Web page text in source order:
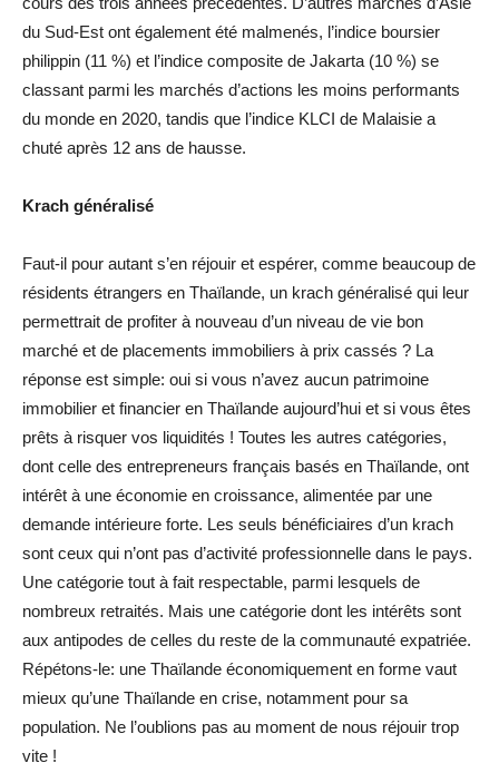
du Sud-Est ont également été malmenés, l’indice boursier
philippin (11 %) et l’indice composite de Jakarta (10 %) se
classant parmi les marchés d’actions les moins performants
du monde en 2020, tandis que l’indice KLCI de Malaisie a
chuté après 12 ans de hausse.
Krach généralisé
Faut-il pour autant s’en réjouir et espérer, comme beaucoup de
résidents étrangers en Thaïlande, un krach généralisé qui leur
permettrait de profiter à nouveau d’un niveau de vie bon
marché et de placements immobiliers à prix cassés ? La
réponse est simple: oui si vous n’avez aucun patrimoine
immobilier et financier en Thaïlande aujourd’hui et si vous êtes
prêts à risquer vos liquidités ! Toutes les autres catégories,
dont celle des entrepreneurs français basés en Thaïlande, ont
intérêt à une économie en croissance, alimentée par une
demande intérieure forte. Les seuls bénéficiaires d’un krach
sont ceux qui n’ont pas d’activité professionnelle dans le pays.
Une catégorie tout à fait respectable, parmi lesquels de
nombreux retraités. Mais une catégorie dont les intérêts sont
aux antipodes de celles du reste de la communauté expatriée.
Répétons-le: une Thaïlande économiquement en forme vaut
mieux qu’une Thaïlande en crise, notamment pour sa
population. Ne l’oublions pas au moment de nous réjouir trop
vite !